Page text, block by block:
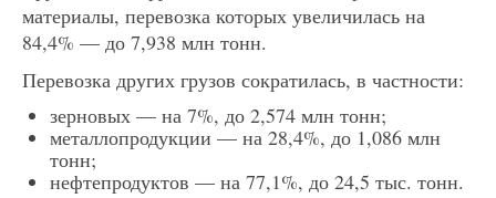
материалы, перевозка которых увеличилась на
84,4% — до 7,938 млн тонн.
Перевозка других грузов сократилась, в частности:
зерновых — на 7%, до 2,574 млн тонн;
металлопродукции — на 28,4%, до 1,086 млн
тонн;
нефтепродуктов — на 77,1%, до 24,5 тыс. тонн.